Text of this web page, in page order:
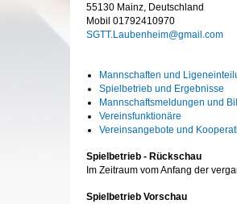
55130 Mainz, Deutschland
Mobil 01792410970
SGTT.Laubenheim@gmail.com
Mannschaften und
Spielbetrieb und Ergebnisse
Mannschaftsmeldungen und
Vereinsfunktionäre
Vereinsangebote und
Spielbetrieb - Rückschau
Im Zeitraum vom Anfang der
Spielbetrieb Vorschau